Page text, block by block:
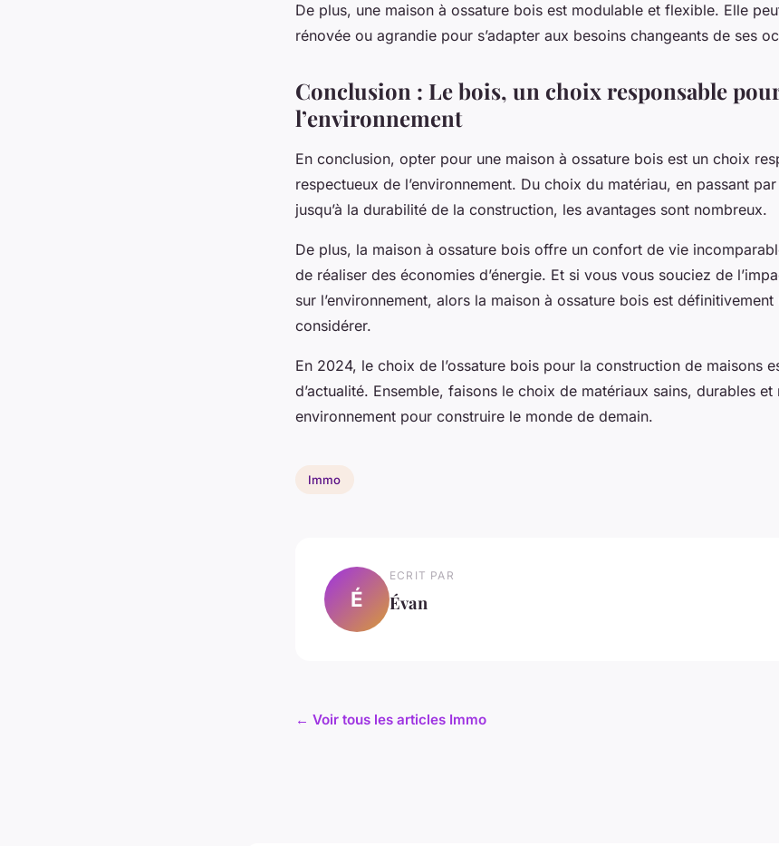
De plus, une maison à ossature bois est modulable et flexible. Elle
rénovée ou agrandie pour s’adapter aux besoins changeants de ses
Conclusion : Le bois, un choix responsable
l’environnement
En conclusion, opter pour une maison à ossature bois est un choix
respectueux de l’environnement. Du choix du matériau, en passant
jusqu’à la durabilité de la construction, les avantages sont nombreux.
De plus, la maison à ossature bois offre un confort de vie
de réaliser des économies d’énergie. Et si vous vous souciez de
sur l’environnement, alors la maison à ossature bois est
considérer.
En 2024, le choix de l’ossature bois pour la construction de maisons
d’actualité. Ensemble, faisons le choix de matériaux sains, durables
environnement pour construire le monde de demain.
Immo
É
ECRIT PAR
Évan
← Voir tous les articles Immo